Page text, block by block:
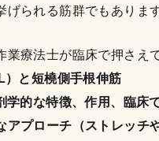
げられる筋群でもありま
業療法士が臨床で押さえ
と短橈側手根伸筋
学的な特徴、作用、臨床
アプローチ（ストレッチ